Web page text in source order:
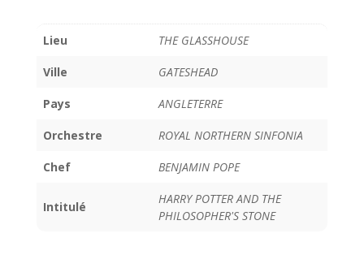
Lieu THE GLASSHOUSE
Ville GATESHEAD
Pays ANGLETERRE
Orchestre ROYAL NORTHERN SINFONIA
Chef BENJAMIN POPE
Intitulé
HARRY POTTER AND THE
PHILOSOPHER'S STONE